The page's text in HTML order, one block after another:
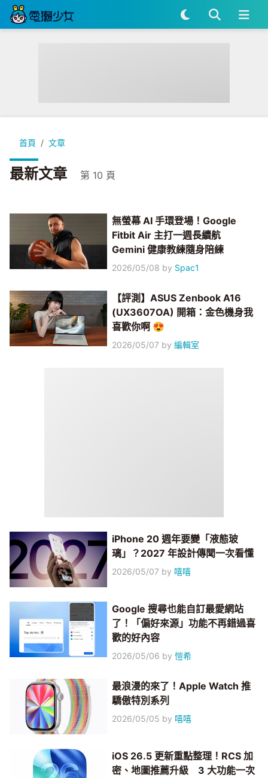
首頁 文章
最新文章 第 10 頁
無螢幕 AI 手環登場！Google
Fitbit Air 主打一週長續航
Gemini 健康教練隨身陪練
2026/05/08 by Spac1
【評測】ASUS Zenbook A16
(UX3607OA) 開箱：金色機身我
喜歡你啊 😍
2026/05/07 by編輯室
iPhone 20 週年要變「液態玻
璃」？2027 年設計傳聞一次看懂
2026/05/07 by 嘻嘻
Google 搜尋也能自訂最愛網站
了！「偏好來源」功能不再錯過喜
歡的好內容
2026/05/06 by愷希
最浪漫的來了！Apple Watch 推
驕傲特別系列
2026/05/05 by 嘻嘻
iOS 26.5 更新重點整理！RCS 加
密、地圖推薦升級 3 大功能一次